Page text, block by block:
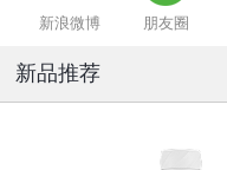
新浪微博 朋友圈
新品推荐